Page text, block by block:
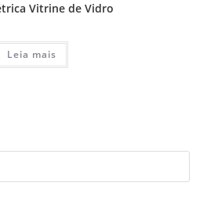
Vitrine de Vidro
Leia mais